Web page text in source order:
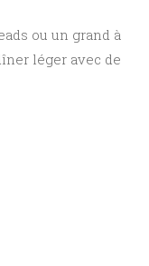
ou un grand à
léger avec de